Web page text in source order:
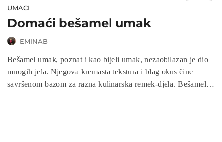
UMACI
Domaći bešamel umak
EMINAB
Bešamel umak, poznat i kao bijeli umak, nezaobilazan je dio
mnogih jela. Njegova kremasta tekstura i blag okus čine
savršenom bazom za razna kulinarska remek-djela. Bešamel